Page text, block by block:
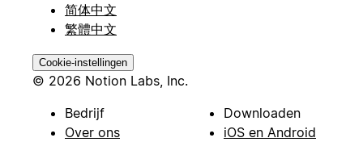
简体中文
繁體中文
Cookie-instellingen
© 2026 Notion Labs, Inc.
Bedrijf
Over ons
Downloaden
iOS en Android